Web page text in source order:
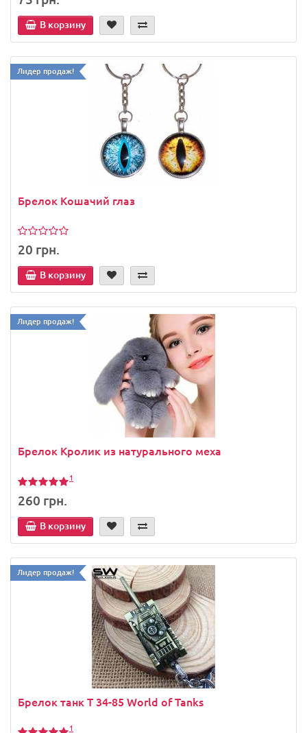
В корзину
Лидер продаж!
Брелок Кошачий глаз
20 грн.
В корзину
Лидер продаж!
Брелок Кролик из натурального меха
1
260 грн.
В корзину
Лидер продаж!
Брелок танк Т 34-85 World of Tanks
1